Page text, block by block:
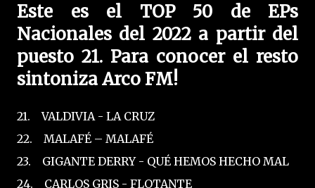
Este es el TOP 50 de EPs
Nacionales del 2022 a partir del
puesto 21. Para conocer el resto
sintoniza Arco FM!
21. VALDIVIA - LA CRUZ
22. MALAFÉ – MALAFÉ
23. GIGANTE DERRY - QUÉ HEMOS HECHO MAL
24. CARLOS GRIS - FLOTANTE